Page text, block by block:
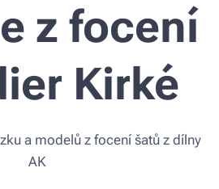
z focení
Kirké
a modelů z focení šatů z dílny
AK